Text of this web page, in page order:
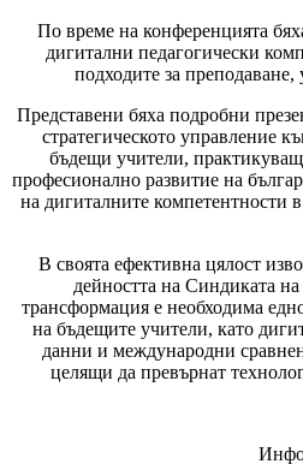
По време на конференцията
дигитални педагогически
подходите за
Представени бяха подробни
стратегическото управление
бъдещи учители,
професионално развитие на
на дигиталните компетентности
В своята ефективна цялост
дейността на Синдиката
трансформация е необходима
на бъдещите учители, като
данни и международни
целящи да превърнат